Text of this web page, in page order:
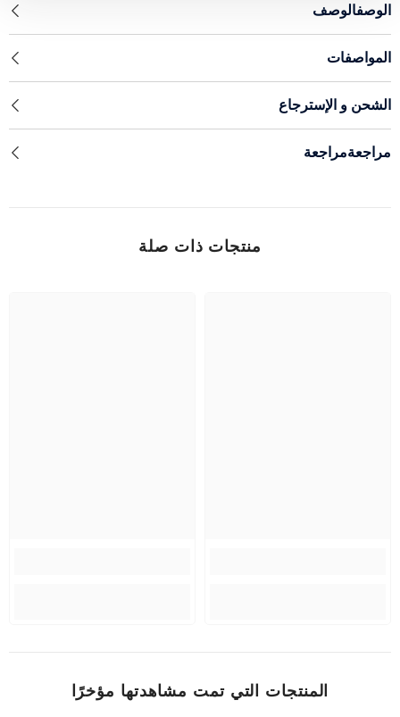
الوصفالوصف
المواصفات
الشحن و الإسترجاع
مراجعةمراجعة
منتجات ذات صلة
المنتجات التي تمت مشاهدتها مؤخرًا